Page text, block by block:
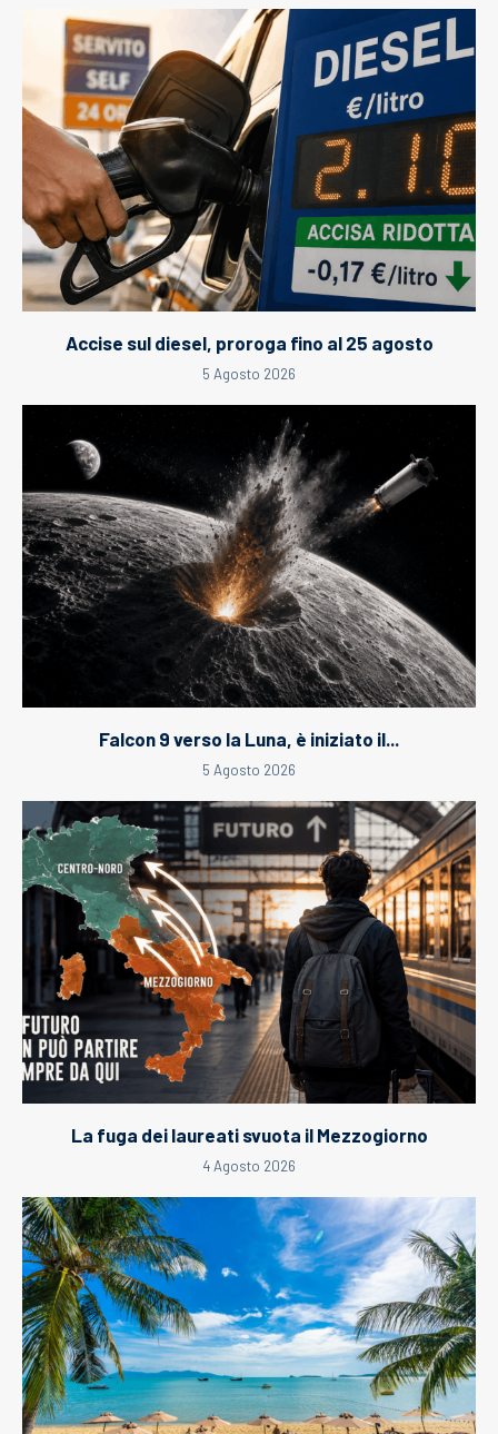
Accise sul diesel, proroga fino al 25 agosto
5 Agosto 2026
Falcon 9 verso la Luna, è iniziato il...
5 Agosto 2026
La fuga dei laureati svuota il Mezzogiorno
4 Agosto 2026